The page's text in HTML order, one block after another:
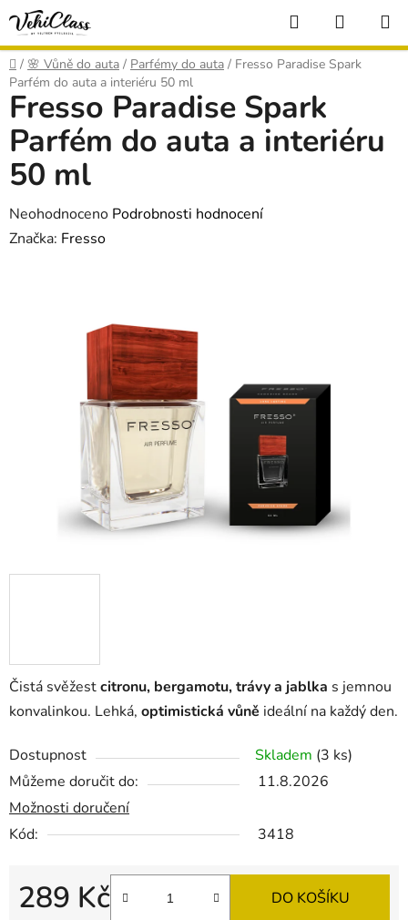
Přejít
obsah
Hledat
KOŠÍK
Domů
/ 🌸 Vůně do auta / Parfémy do auta / Fresso Paradise Spark
Parfém do auta a interiéru 50 ml
Čistá svěžestcitronu, bergamotu, trávy a jablka s jemnou
konvalinkou. Lehká, optimistická vůně ideální na každý den.
Dostupnost Skladem (3 ks)
Můžeme doručit do:
11.8.2026
Možnosti doručení
Kód:
3418
289 Kč DO KOŠÍKU
Fresso Paradise Spark
Parfém do auta a interiéru
50 ml
Průměrné
hodnocení
Neohodnoceno Podrobnosti hodnocení
Značka: Fresso